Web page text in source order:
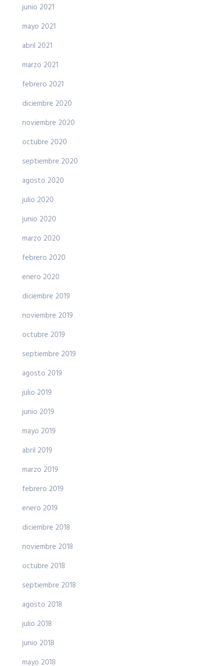
junio 2021
mayo 2021
abril 2021
marzo 2021
febrero 2021
diciembre 2020
noviembre 2020
octubre 2020
septiembre 2020
agosto 2020
julio 2020
junio 2020
marzo 2020
febrero 2020
enero 2020
diciembre 2019
noviembre 2019
octubre 2019
septiembre 2019
agosto 2019
julio 2019
junio 2019
mayo 2019
abril 2019
marzo 2019
febrero 2019
enero 2019
diciembre 2018
noviembre 2018
octubre 2018
septiembre 2018
agosto 2018
julio 2018
junio 2018
mayo 2018